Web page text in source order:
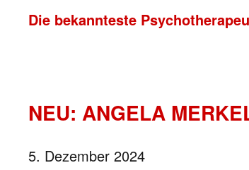
Die bekannteste
NEU: ANGELA
5. Dezember 2024